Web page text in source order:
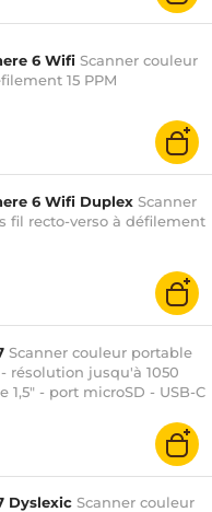
6 Wifi Scanner couleur
15 PPM
6 Wifi Duplex Scanner
fil recto-verso à défilement
Scanner couleur portable
résolution jusqu'à 1050
1,5" - port microSD - USB-C
Dyslexic Scanner couleur